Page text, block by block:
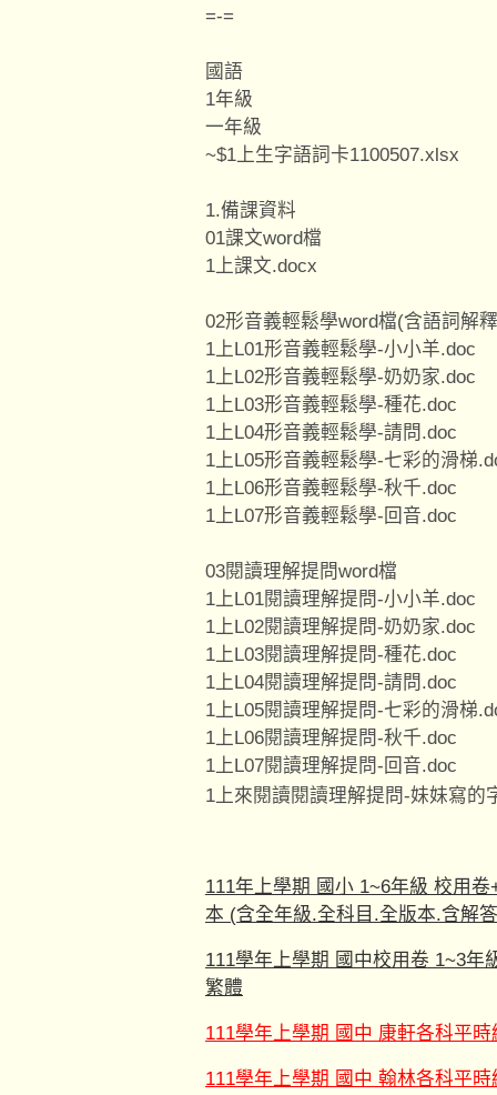
=-=
國語
1年級
一年級
~$1上生字語詞卡1100507.xlsx
1.備課資料
01課文word檔
1上課文.docx
02形音義輕鬆學word檔(含語詞解
1上L01形音義輕鬆學-小小羊.doc
1上L02形音義輕鬆學-奶奶家.doc
1上L03形音義輕鬆學-種花.doc
1上L04形音義輕鬆學-請問.doc
1上L05形音義輕鬆學-七彩的滑梯
1上L06形音義輕鬆學-秋千.doc
1上L07形音義輕鬆學-回音.doc
03閱讀理解提問word檔
1上L01閱讀理解提問-小小羊.doc
1上L02閱讀理解提問-奶奶家.doc
1上L03閱讀理解提問-種花.doc
1上L04閱讀理解提問-請問.doc
1上L05閱讀理解提問-七彩的滑梯
1上L06閱讀理解提問-秋千.doc
1上L07閱讀理解提問-回音.doc
1上來閱讀閱讀理解提問-妹妹寫的
111年上學期 國小 1~6年級 校用
本 (含全年級.全科目.全版本.含解
111學年上學期 國中校用卷 1~3
繁體
111學年上學期 國中 康軒各科平
111學年上學期 國中 翰林各科平